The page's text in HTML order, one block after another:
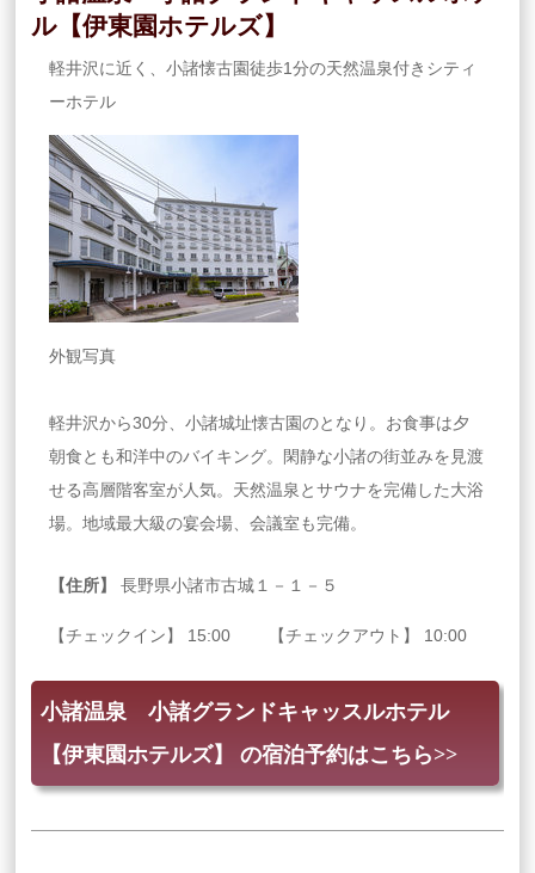
ル【伊東園ホテルズ】
軽井沢に近く、小諸懐古園徒歩1分の天然温泉付きシティ
ーホテル
外観写真
軽井沢から30分、小諸城址懐古園のとなり。お食事は夕
朝食とも和洋中のバイキング。閑静な小諸の街並みを見渡
せる高層階客室が人気。天然温泉とサウナを完備した大浴
場。地域最大級の宴会場、会議室も完備。
【住所】 長野県小諸市古城１－１－５
【チェックイン】 15:00 【チェックアウト】 10:00
小諸温泉 小諸グランドキャッスルホテル
【伊東園ホテルズ】 の宿泊予約はこちら>>